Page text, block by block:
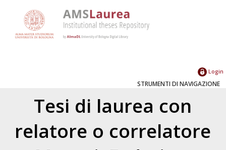
Login
STRUMENTI DI NAVIGAZIONE
Tesi di laurea con
relatore o correlatore